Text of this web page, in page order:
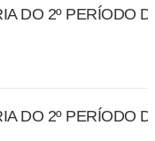
DO 2º PERÍODO
DO 2º PERÍODO